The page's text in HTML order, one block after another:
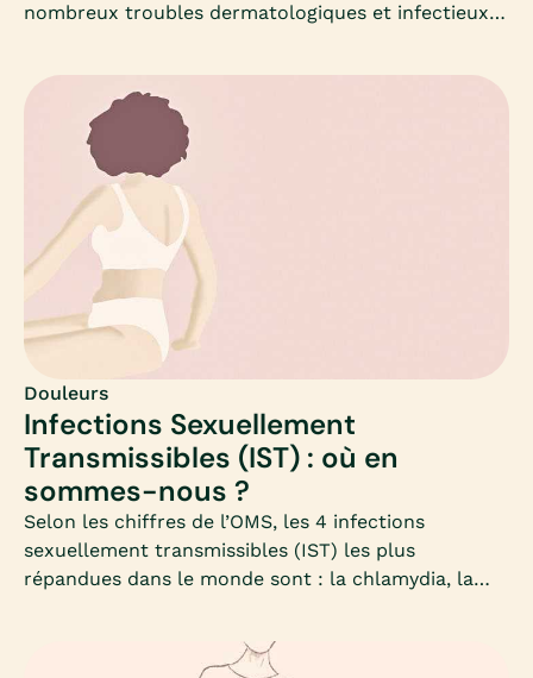
nombreux troubles dermatologiques et infectieux à
ces maladies vulvaires sont encore trop peu
diagnostiquées et sous traitées.Causes, symptômes
et traitements : Mia s’intéresse à ces
démangeaisons intimes qui peuvent intervenir à
différentes périodes ; après un rapport sexuel, lors
de la grossesse ou après l’accouchement, lors de la
ménopause…
Douleurs
Infections Sexuellement
Transmissibles (IST) : où en
sommes-nous ?
Selon les chiffres de l’OMS, les 4 infections
sexuellement transmissibles (IST) les plus
répandues dans le monde sont : la chlamydia, la
que près de 357 millions de personnes sont
infectées chaque année.Le plus souvent